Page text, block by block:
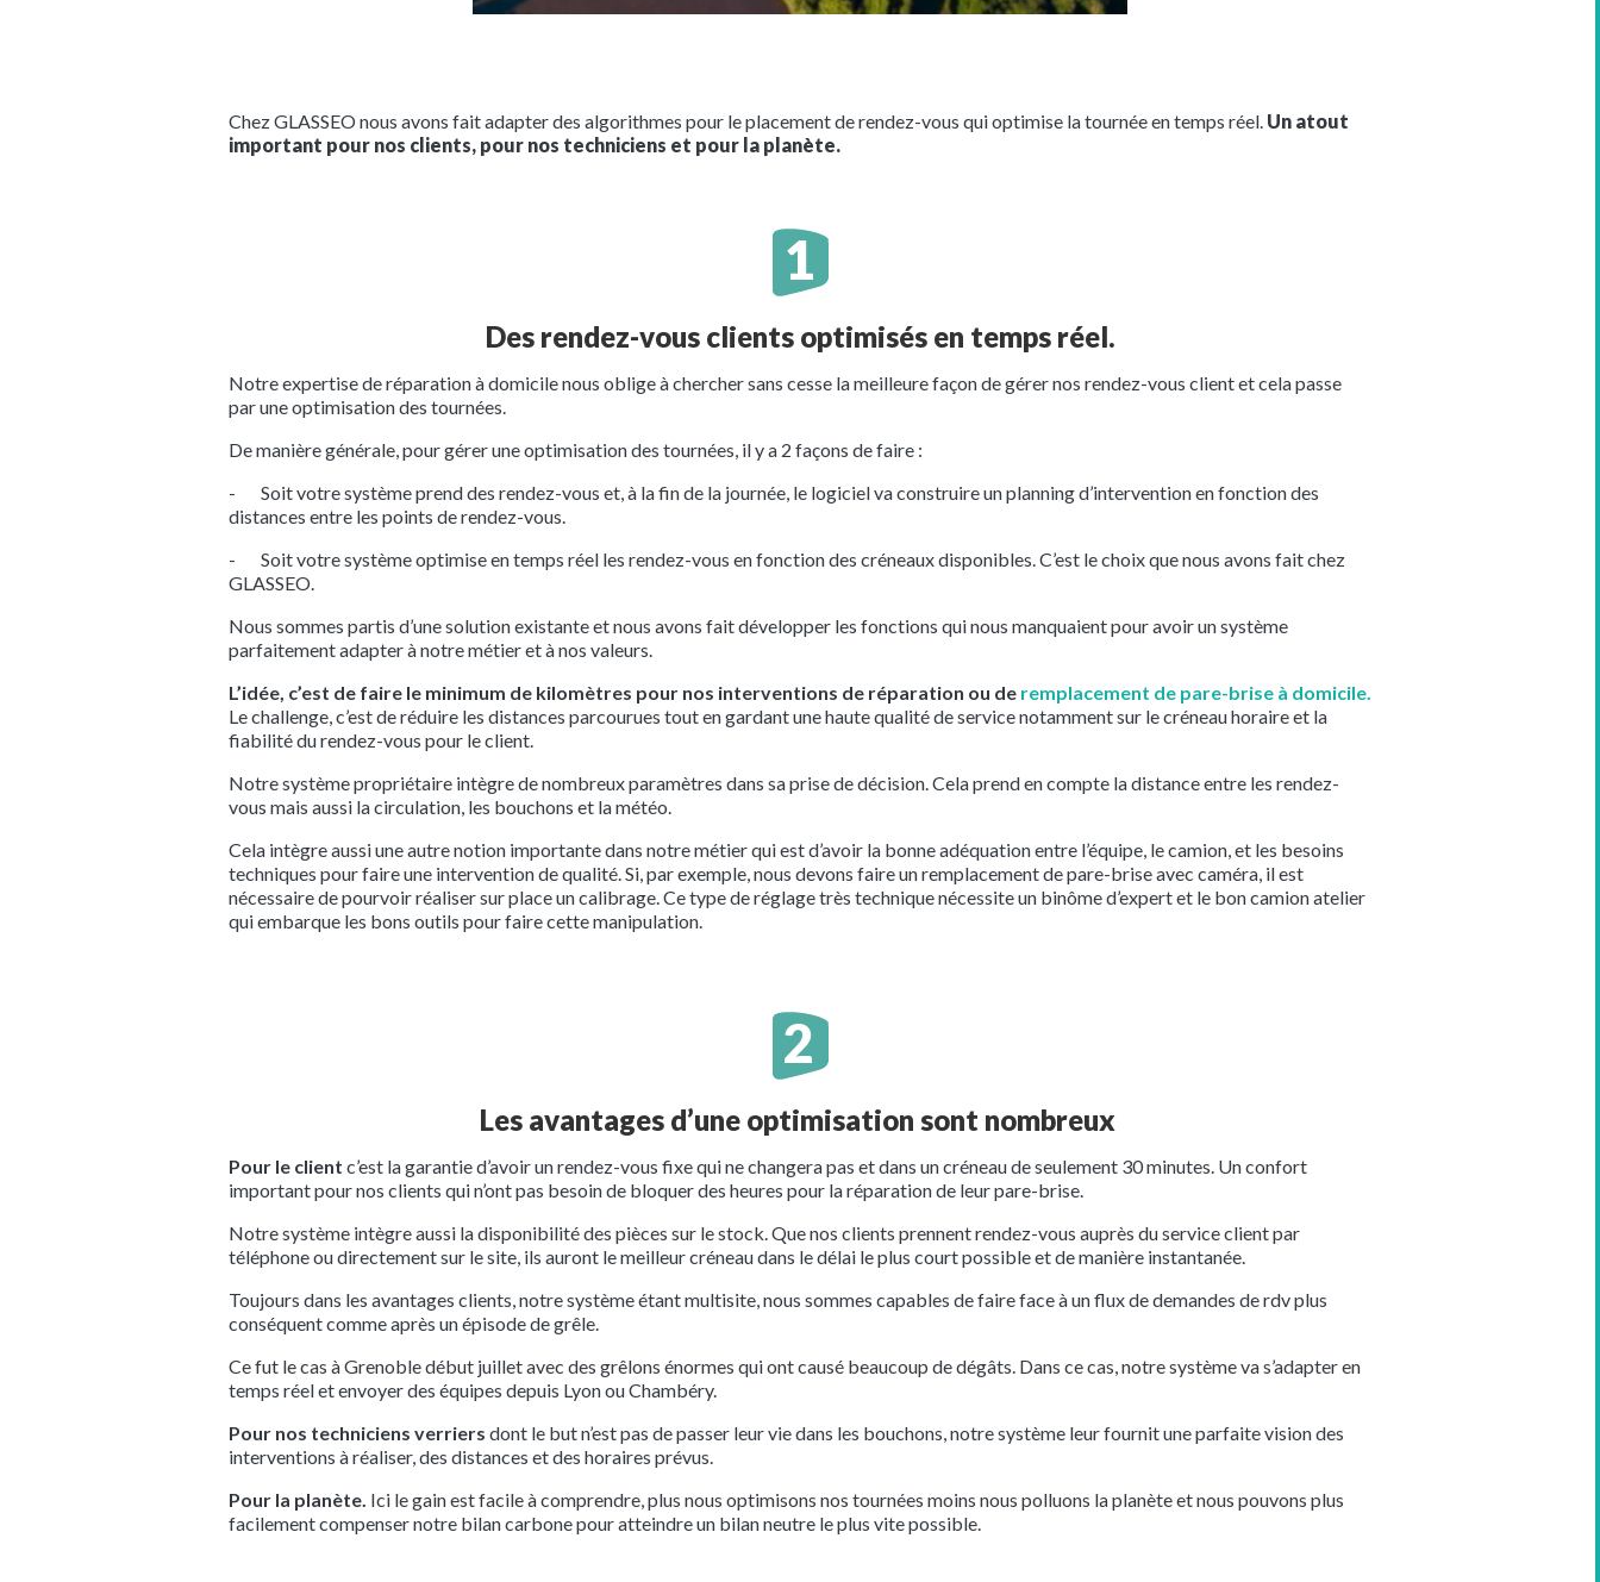
Chez GLASSEO nous avons fait adapter des algorithmes pour le placement de rendez-vous qui optimise la tournée en temps réel. Un atout
important pour nos clients, pour nos techniciens et pour la planète.
Des rendez-vous clients optimisés en temps réel.
Notre expertise de réparation à domicile nous oblige à chercher sans cesse la meilleure façon de gérer nos rendez-vous client et cela passe
par une optimisation des tournées.
De manière générale, pour gérer une optimisation des tournées, il y a 2 façons de faire :
- Soit votre système prend des rendez-vous et, à la fin de la journée, le logiciel va construire un planning d’intervention en fonction des
distances entre les points de rendez-vous.
- Soit votre système optimise en temps réel les rendez-vous en fonction des créneaux disponibles. C’est le choix que nous avons fait chez
GLASSEO.
Nous sommes partis d’une solution existante et nous avons fait développer les fonctions qui nous manquaient pour avoir un système
parfaitement adapter à notre métier et à nos valeurs.
L’idée, c’est de faire le minimum de kilomètres pour nos interventions de réparation ou de remplacement de pare-brise à domicile.
Le challenge, c’est de réduire les distances parcourues tout en gardant une haute qualité de service notamment sur le créneau horaire et la
fiabilité du rendez-vous pour le client.
Notre système propriétaire intègre de nombreux paramètres dans sa prise de décision. Cela prend en compte la distance entre les rendez-
vous mais aussi la circulation, les bouchons et la météo.
Cela intègre aussi une autre notion importante dans notre métier qui est d’avoir la bonne adéquation entre l’équipe, le camion, et les besoins
techniques pour faire une intervention de qualité. Si, par exemple, nous devons faire un remplacement de pare-brise avec caméra, il est
nécessaire de pourvoir réaliser sur place un calibrage. Ce type de réglage très technique nécessite un binôme d’expert et le bon camion atelier
qui embarque les bons outils pour faire cette manipulation.
Les avantages d’une optimisation sont nombreux
Pour le client c’est la garantie d’avoir un rendez-vous fixe qui ne changera pas et dans un créneau de seulement 30 minutes. Un confort
important pour nos clients qui n’ont pas besoin de bloquer des heures pour la réparation de leur pare-brise.
Notre système intègre aussi la disponibilité des pièces sur le stock. Que nos clients prennent rendez-vous auprès du service client par
téléphone ou directement sur le site, ils auront le meilleur créneau dans le délai le plus court possible et de manière instantanée.
Toujours dans les avantages clients, notre système étant multisite, nous sommes capables de faire face à un flux de demandes de rdv plus
conséquent comme après un épisode de grêle.
Ce fut le cas à Grenoble début juillet avec des grêlons énormes qui ont causé beaucoup de dégâts. Dans ce cas, notre système va s’adapter en
temps réel et envoyer des équipes depuis Lyon ou Chambéry.
Pour nos techniciens verriers dont le but n’est pas de passer leur vie dans les bouchons, notre système leur fournit une parfaite vision des
interventions à réaliser, des distances et des horaires prévus.
Pour la planète. Ici le gain est facile à comprendre, plus nous optimisons nos tournées moins nous polluons la planète et nous pouvons plus
facilement compenser notre bilan carbone pour atteindre un bilan neutre le plus vite possible.